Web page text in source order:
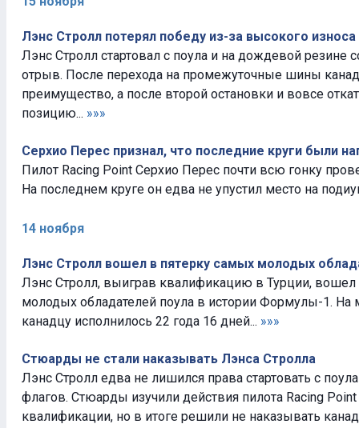
Лэнс Стролл потерял победу из-за высокого
Лэнс Стролл стартовал с поула и на дождевой резине
отрыв. После перехода на промежуточные шины
преимущество, а после второй остановки и вовсе
позицию... »»»
Серхио Перес признал, что последние круги были
Пилот Racing Point Серхио Перес почти всю гонку
На последнем круге он едва не упустил место на
14 ноября
Лэнс Стролл вошел в пятерку самых молодых
Лэнс Стролл, выиграв квалификацию в Турции, вошел
молодых обладателей поула в истории Формулы-1. На
канадцу исполнилось 22 года 16 дней... »»»
Стюарды не стали наказывать Лэнса Стролла
Лэнс Стролл едва не лишился права стартовать с
флагов. Стюарды изучили действия пилота Racing
квалификации, но в итоге решили не наказывать